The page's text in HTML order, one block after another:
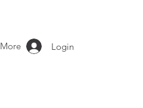
Login
More